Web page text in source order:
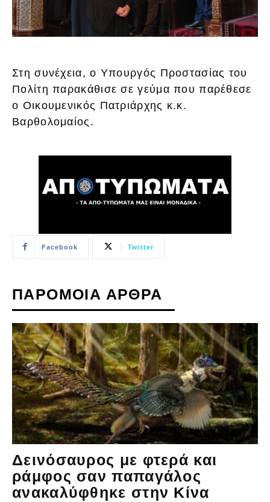
Στη συνέχεια, ο Υπουργός Προστασίας του
Πολίτη παρακάθισε σε γεύμα που παρέθεσε
ο Οικουμενικός Πατριάρχης κ.κ.
Βαρθολομαίος.
Facebook Twitter
ΠΑΡΟΜΟΙΑ ΑΡΘΡΑ
Δεινόσαυρος με φτερά και
ράμφος σαν παπαγάλος
ανακαλύφθηκε στην Κίνα